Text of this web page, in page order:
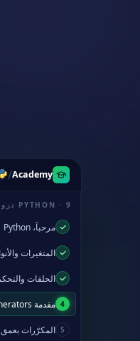
Academy
/
PYTHON · 9 دروس
مرحباً، Python
المتغيرات
4 مقدمة Generators
5 المكرّرات بعمق